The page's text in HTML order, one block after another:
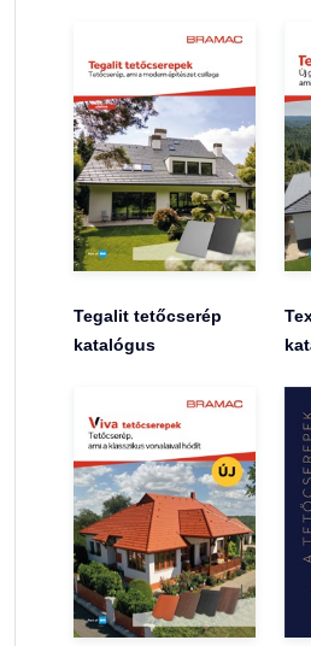
Tegalit tetőcserép
katalógus